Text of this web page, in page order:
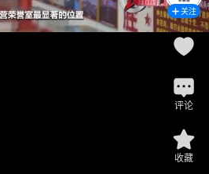
关注
评论
收藏